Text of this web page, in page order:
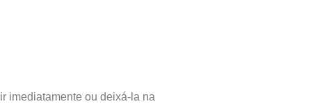
imediatamente ou deixá-la na